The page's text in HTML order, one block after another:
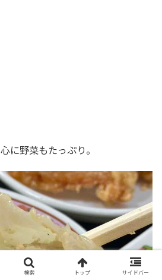
に野菜もたっぷり。
検索 トップ サイドバー